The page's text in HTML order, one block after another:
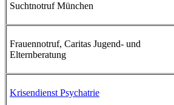
Suchtnotruf München
Frauennotruf, Caritas Jugend- und
Elternberatung
Krisendienst Psychatrie